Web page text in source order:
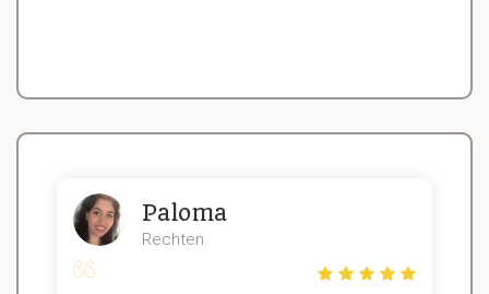
Paloma
Rechten